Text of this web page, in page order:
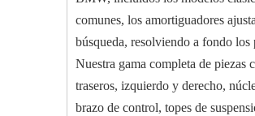
comunes, los amortiguadores
búsqueda, resolviendo a fondo
Nuestra gama completa de piezas
traseros, izquierdo y derecho,
brazo de control, topes de